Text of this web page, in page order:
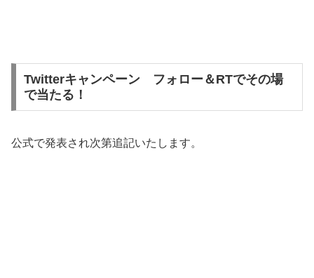
Twitterキャンペーン フォロー＆RTでその場
で当たる！
公式で発表され次第追記いたします。